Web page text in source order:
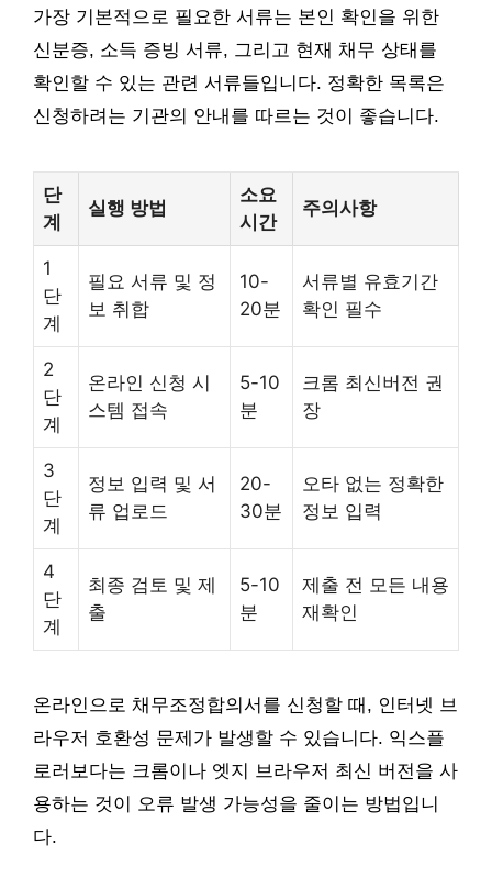
가장 기본적으로 필요한 서류는 본인 확인을 위한
신분증, 소득 증빙 서류, 그리고 현재 채무 상태를
확인할 수 있는 관련 서류들입니다. 정확한 목록은
신청하려는 기관의 안내를 따르는 것이 좋습니다.
단
계
실행 방법
소요
시간
주의사항
1
단
계
필요 서류 및 정
보 취합
10-
20분
서류별 유효기간
확인 필수
2
단
계
온라인 신청 시
스템 접속
5-10
분
크롬 최신버전 권
장
3
단
계
정보 입력 및 서
류 업로드
20-
30분
오타 없는 정확한
정보 입력
4
단
계
최종 검토 및 제
출
5-10
분
제출 전 모든 내용
재확인
온라인으로 채무조정합의서를 신청할 때, 인터넷 브
라우저 호환성 문제가 발생할 수 있습니다. 익스플
로러보다는 크롬이나 엣지 브라우저 최신 버전을 사
용하는 것이 오류 발생 가능성을 줄이는 방법입니
다.